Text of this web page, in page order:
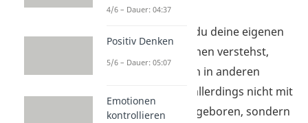
Erst wenn du deine eigenen
Gefühle und Emotionen verstehst,
kannst du diese auch in anderen
erkennen. Du wirst allerdings nicht mit
diesem Verständnis geboren, sondern
4/6 – Dauer: 04:37
Positiv Denken
5/6 – Dauer: 05:07
Emotionen
kontrollieren